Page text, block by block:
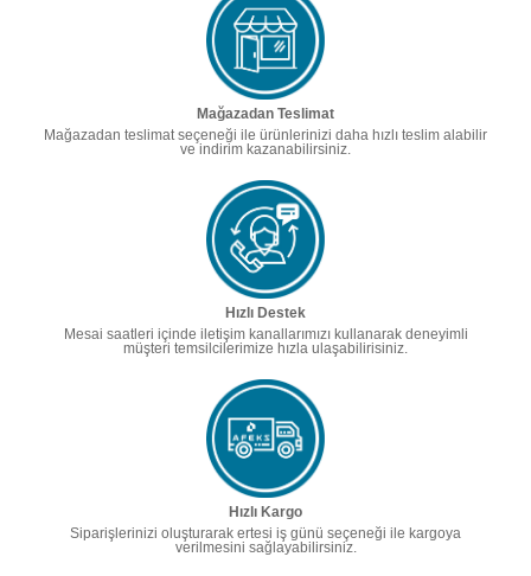
Mağazadan Teslimat
Mağazadan teslimat seçeneği ile ürünlerinizi daha hızlı teslim alabilir
ve indirim kazanabilirsiniz.
Hızlı Destek
Mesai saatleri içinde iletişim kanallarımızı kullanarak deneyimli
müşteri temsilcilerimize hızla ulaşabilirisiniz.
Hızlı Kargo
Siparişlerinizi oluşturarak ertesi iş günü seçeneği ile kargoya
verilmesini sağlayabilirsiniz.